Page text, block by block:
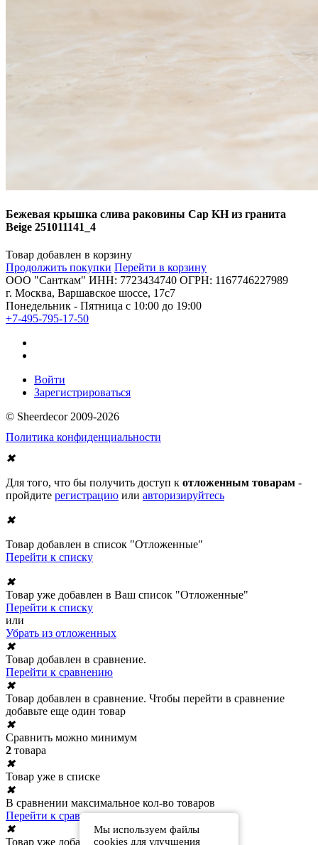
Бежевая крышка слива раковины Cap KH из гранита
Beige 251011141_4
Товар добавлен в корзину
Продолжить покупки Перейти в корзину
ООО "Санткам" ИНН: 7723434740 ОГРН: 1167746227989
г. Москва, Варшавское шоссе, 17с7
Понедельник - Пятница с 10:00 до 19:00
+7-495-795-17-50
Войти
Зарегистрироваться
© Sheerdecor 2009-2026
Политика конфиденциальности
Мы используем файлы
cookies для улучшения
✖
Для того, что бы получить доступ к отложенным товарам -
пройдите регистрацию или авторизируйтесь
✖
Товар добавлен в список "Отложенные"
Перейти к списку
✖
Товар уже добавлен в Ваш список "Отложенные"
Перейти к списку
или
Убрать из отложенных
✖
Товар добавлен в сравнение.
Перейти к сравнению
✖
Товар добавлен в сравнение. Чтобы перейти в сравнение
добавьте еще один товар
✖
Сравнить можно минимум
2 товара
✖
Товар уже в списке
✖
В сравнении максимальное кол-во товаров
Перейти к сравнению
✖
Товар уже добавлен в сравнение